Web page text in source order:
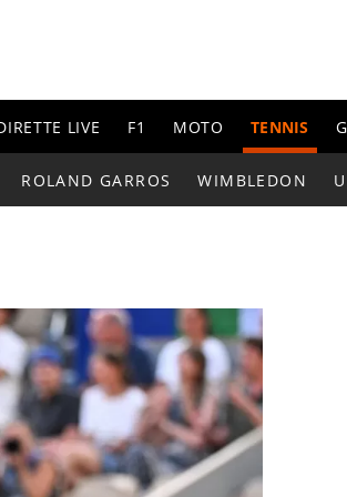
LIVE F1 MOTO TENNIS
ROLAND GARROS WIMBLEDON